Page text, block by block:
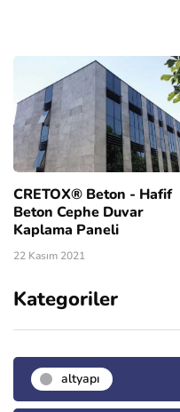
CRETOX® Beton - Hafif
Beton Cephe Duvar
Kaplama Paneli
22 Kasım 2021
Kategoriler
altyapı